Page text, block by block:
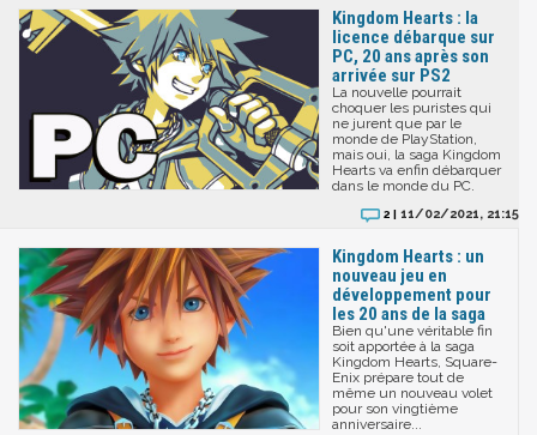
Kingdom Hearts : la
licence débarque sur
PC, 20 ans après son
arrivée sur PS2
La nouvelle pourrait
choquer les puristes qui
ne jurent que par le
monde de PlayStation,
mais oui, la saga Kingdom
Hearts va enfin débarquer
dans le monde du PC.
2 | 11/02/2021, 21:15
Kingdom Hearts : un
nouveau jeu en
développement pour
les 20 ans de la saga
Bien qu'une véritable fin
soit apportée à la saga
Kingdom Hearts, Square-
Enix prépare tout de
même un nouveau volet
pour son vingtième
anniversaire...